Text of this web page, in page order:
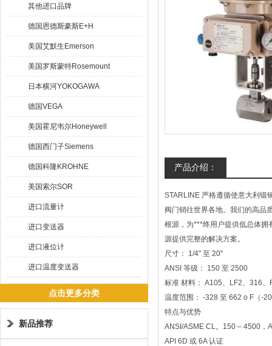
其他进口品牌
德国恩德斯豪斯E+H
美国艾默生Emerson
美国罗斯蒙特Rosemount
日本横河YOKOGAWA
德国VEGA
美国霍尼韦尔Honeywell
德国西门子Siemens
德国科隆KROHNE
美国索尔SOR
进口流量计
进口变送器
进口液位计
进口温度变送器
点击更多分类
新品推荐
产品介绍：
STARLINE 严格遵循使意大利锻
阀门销往世界各地。我们的高品
根源，为***终用户提供低总体拥
源提供完整的解决方案。
尺寸： 1/4" 至 20"
ANSI 等级： 150 至 2500
标准 材料： A105、LF2、316、
温度范围： -328 至 662 o F（-
特点与优势
ANSI/ASME CL。150 – 4500，
API 6D 或 6A 认证